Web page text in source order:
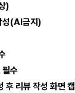
)
성(AI금지)
필수
후 리뷰 작성 화면